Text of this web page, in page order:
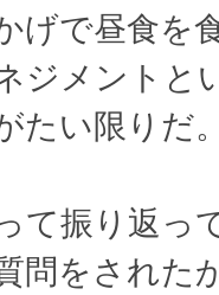
げで昼食を
ジメントと
たい限りだ
て振り返っ
問をされた